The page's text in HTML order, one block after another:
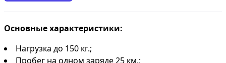
Основные характеристики:
Нагрузка до 150 кг.;
Пробег на одном заряде 25 км.;